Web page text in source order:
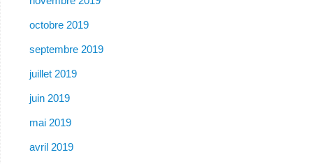
octobre 2019
septembre 2019
juillet 2019
juin 2019
mai 2019
avril 2019